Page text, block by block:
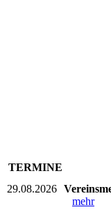
TERMINE
29.08.2026
mehr